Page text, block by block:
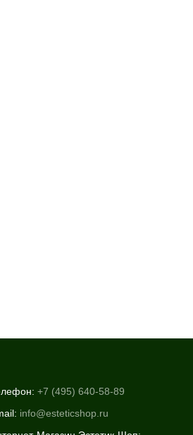
+7 (495) 640-58-89
info@esteticshop.ru